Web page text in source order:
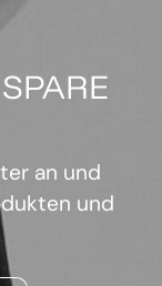
an und
und